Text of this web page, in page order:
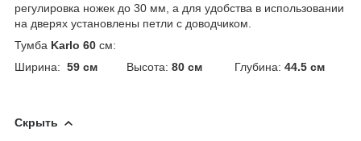
регулировка ножек до 30 мм, а для удобства в использовании
на дверях установлены петли с доводчиком.
Тумба Karlo 60 см:
Ширина: 59 см Высота: 80 см Глубина: 44.5 см
Скрыть